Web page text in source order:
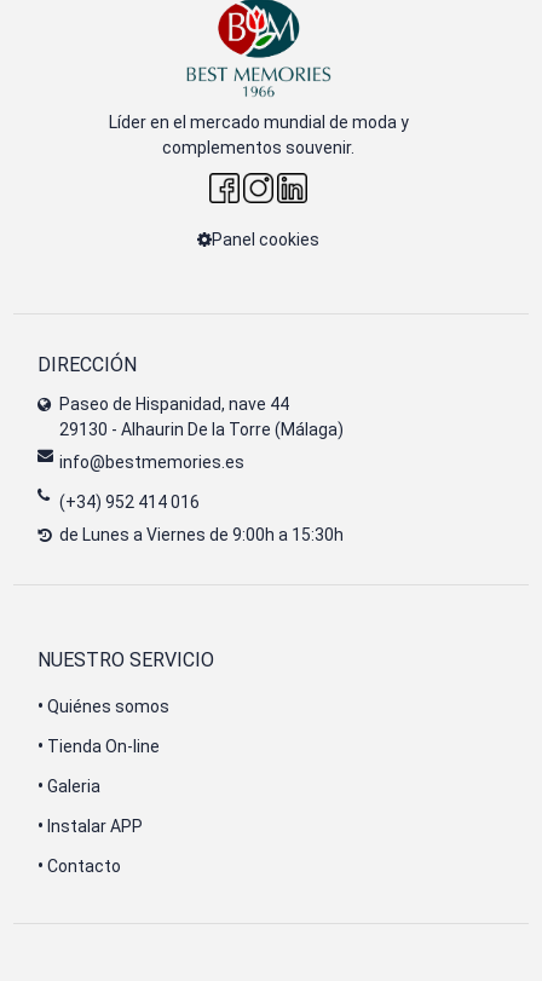
Líder en el mercado mundial de moda y
complementos souvenir.
Panel cookies
DIRECCIÓN
Paseo de Hispanidad, nave 44
29130 - Alhaurin De la Torre (Málaga)
info@bestmemories.es
(+34) 952 414 016
de Lunes a Viernes de 9:00h a 15:30h
NUESTRO SERVICIO
• Quiénes somos
• Tienda On-line
• Galeria
• Instalar APP
• Contacto